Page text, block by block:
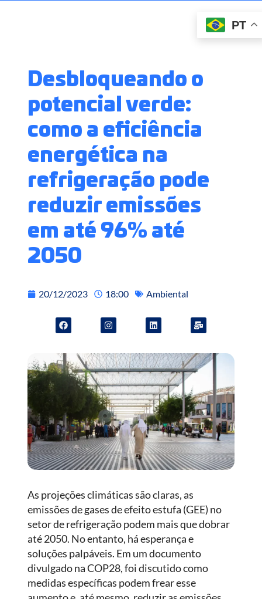
Desbloqueando o
potencial verde:
como a eficiência
energética na
refrigeração pode
reduzir emissões
em até 96% até
2050
20/12/2023 18:00 Ambiental
As projeções climáticas são claras, as
emissões de gases de efeito estufa (GEE) no
setor de refrigeração podem mais que dobrar
até 2050. No entanto, há esperança e
soluções palpáveis. Em um documento
divulgado na COP28, foi discutido como
medidas específicas podem frear esse
PT